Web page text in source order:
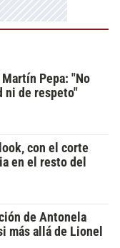
Pepa: "No
ni de respeto"
con el corte
en el resto del
de Antonela
más allá de Lionel